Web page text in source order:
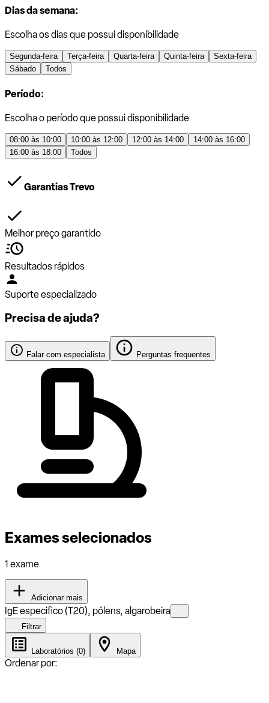
Dias da semana:
Escolha os dias que possui disponibilidade
Segunda-feira Terça-feira Quarta-feira Quinta-feira
Sexta-feira
Sábado
Todos
Período:
Escolha o período que possui disponibilidade
08:00 às 10:00 10:00 às 12:00 12:00 às 14:00
14:00 às 16:00
16:00 às 18:00
Todos
Garantias Trevo
Melhor preço garantido
Resultados rápidos
Suporte especializado
Precisa de ajuda?
Falar com especialista Perguntas frequentes
Exames selecionados
1 exame
Adicionar mais
IgE especifico (T20), pólens, algarobeira
Filtrar
Laboratórios (0) Mapa
Ordenar por: